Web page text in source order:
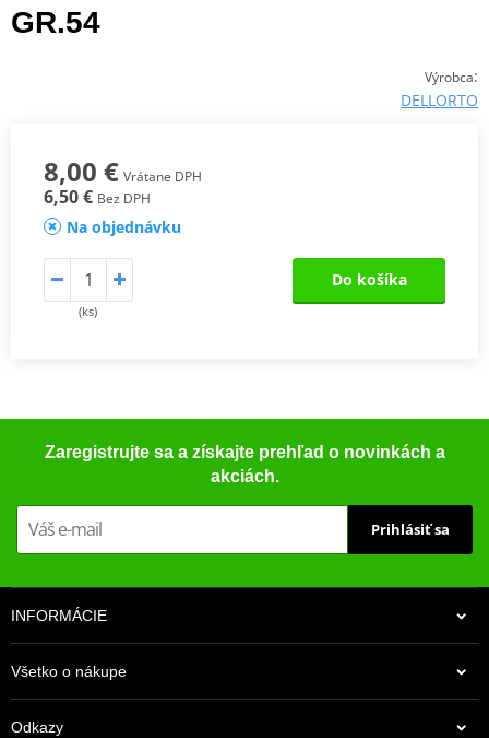
GR.54
Výrobca:
DELLORTO
8,00 € Vrátane DPH
6,50 € Bez DPH
Na objednávku
(ks)
Do košíka
Zaregistrujte sa a získajte prehľad o novinkách a
akciách.
Prihlásiť sa
INFORMÁCIE
Všetko o nákupe
Odkazy